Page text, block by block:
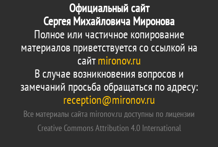
Официальный сайт
Сергея Михайловича Миронова
Полное или частичное копирование
материалов приветствуется со ссылкой на
сайтmironov.ru
В случае возникновения вопросов и
замечаний просьба обращаться по адресу:
reception@mironov.ru
Все материалы сайта mironov.ru доступны по лицензии
Creative Commons Attribution 4.0 International